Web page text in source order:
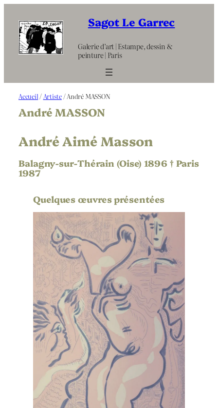
contenu
Sagot Le Garrec
Galerie d’art | Estampe, dessin &
peinture | Paris
Accueil / Artiste/ André MASSON
André MASSON
André Aimé Masson
Balagny-sur-Thérain (Oise) 1896 † Paris
1987
Quelques œuvres présentées